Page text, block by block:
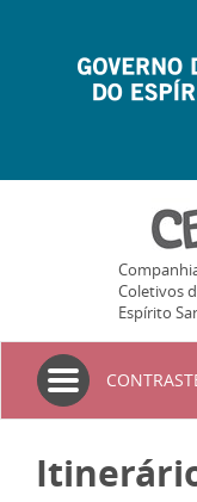
Coletivos
Espírito
Toggle
navigation